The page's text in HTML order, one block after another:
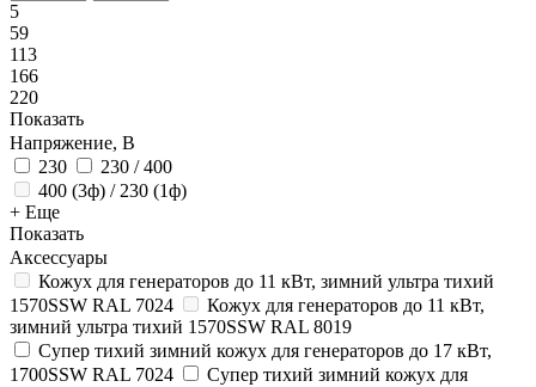
5
59
113
166
220
Показать
Напряжение, В
230
230 / 400
400 (3ф) / 230 (1ф)
+ Еще
Показать
Аксессуары
Кожух для генераторов до 11 кВт, зимний ультра тихий
1570SSW RAL 7024
Кожух для генераторов до 11 кВт,
зимний ультра тихий 1570SSW RAL 8019
Супер тихий зимний кожух для генераторов до 17 кВт,
1700SSW RAL 7024
Супер тихий зимний кожух для